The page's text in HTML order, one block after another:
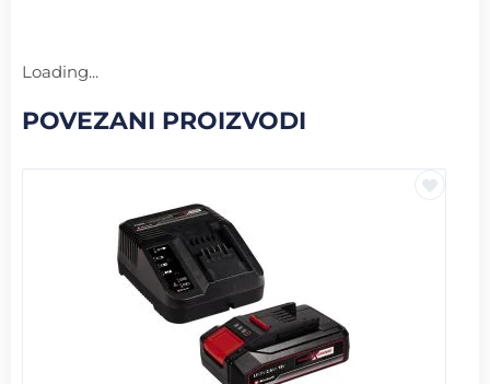
Loading...
POVEZANI PROIZVODI